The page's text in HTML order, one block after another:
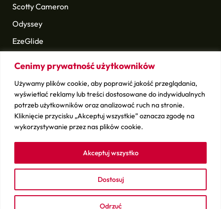
Cenimy prywatność użytkowników
Używamy plików cookie, aby poprawić jakość przeglądania,
wyświetlać reklamy lub treści dostosowane do indywidualnych
potrzeb użytkowników oraz analizować ruch na stronie.
Kliknięcie przycisku „Akceptuj wszystkie” oznacza zgodę na
wykorzystywanie przez nas plików cookie.
Dostosuj
Odrzuć
Akceptuj wszystko
Scotty Cameron
Odyssey
EzeGlide
i wiele innych
Sprawdź
Kontakt
BSK Media
Group. All rights reserved.